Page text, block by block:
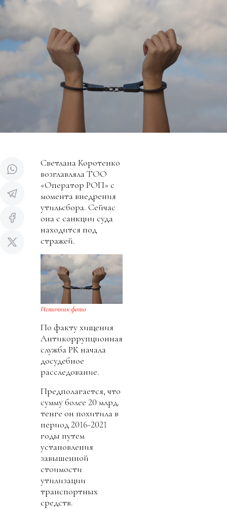
Светлана Коротенко
возглавляла ТОО
«Оператор РОП» с
момента внедрения
утильсбора. Сейчас
она с санкции суда
находится под
стражей.
Источник фото
По факту хищения
Антикоррупционная
служба РК начала
досудебное
расследование.
Предполагается, что
сумму более 20 млрд.
тенге он похитила в
период 2016-2021
годы путем
установления
завышенной
стоимости
утилизации
транспортных
средств.